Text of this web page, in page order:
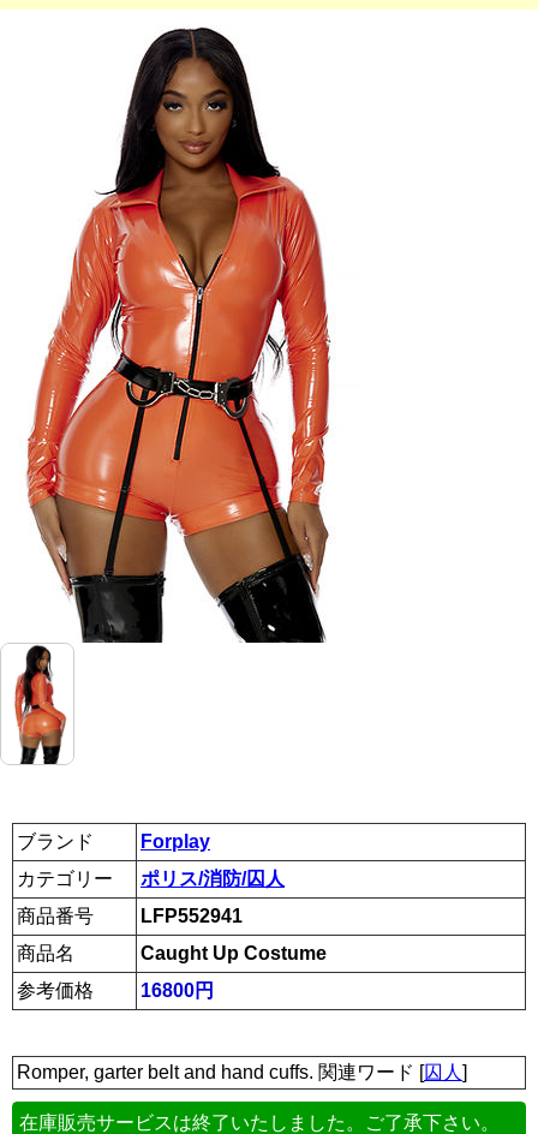
ブランド
Forplay
カテゴリー
ポリス/消防/囚人
商品番号
LFP552941
商品名
Caught Up Costume
参考価格
16800円
Romper, garter belt and hand cuffs. 関連ワード [囚人 ]
在庫販売サービスは終了いたしました。ご了承下さい。